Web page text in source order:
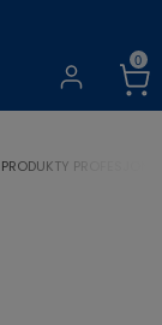
PRODUKTY